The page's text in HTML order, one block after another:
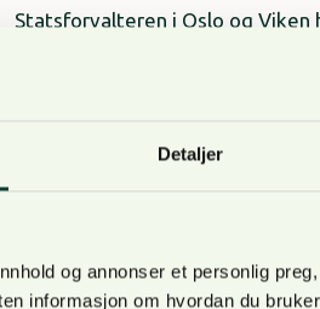
Detaljer
og annonser et personlig
informasjon om hvordan du
Statsforvalteren i Oslo og
nye verneområder.
supplere det eksisterende